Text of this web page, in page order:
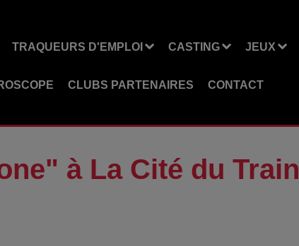
TRAQUEURS D'EMPLOI CASTING JEUX
CLUBS PARTENAIRES CONTACT
à La Cité du Train